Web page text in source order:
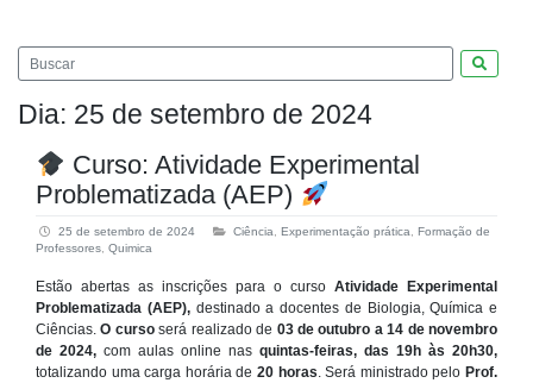
Dia: 25 de setembro de 2024
Curso: Atividade Experimental
Problematizada (AEP)
25 de setembro de 2024 Ciência Experimentação prática
Formação de
Professores Quimica
Estão abertas as inscrições para o curso Atividade Experimental
Problematizada (AEP),destinado a docentes de Biologia, Química e
Ciências.O cursoserá realizado de 03 de outubro a 14 de novembro
de 2024, com aulas online nas quintas-feiras, das 19h às 20h30,
totalizando uma carga horária de 20 horas. Será ministrado pelo Prof.